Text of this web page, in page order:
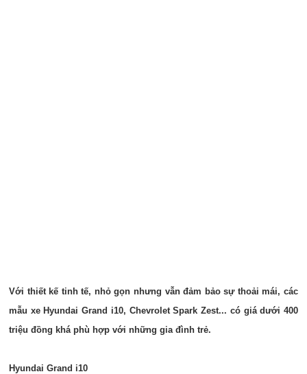
Với thiết kế tinh tế, nhỏ gọn nhưng vẫn đảm bảo sự thoải mái, các
mẫu xe Hyundai Grand i10, Chevrolet Spark Zest... có giá dưới 400
triệu đồng khá phù hợp với những gia đình trẻ.
Hyundai Grand i10